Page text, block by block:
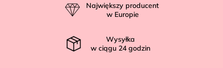
Największy producent
w Europie
Wysyłka
w ciągu 24 godzin